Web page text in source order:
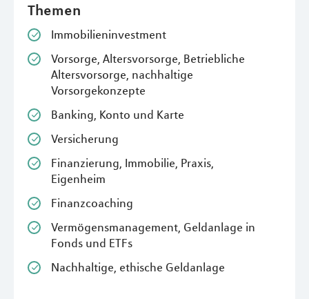
Themen
Immobilieninvestment
Vorsorge, Altersvorsorge, Betriebliche
Altersvorsorge, nachhaltige
Vorsorgekonzepte
Banking, Konto und Karte
Versicherung
Finanzierung, Immobilie, Praxis,
Eigenheim
Finanzcoaching
Vermögensmanagement, Geldanlage in
Fonds und ETFs
Nachhaltige, ethische Geldanlage